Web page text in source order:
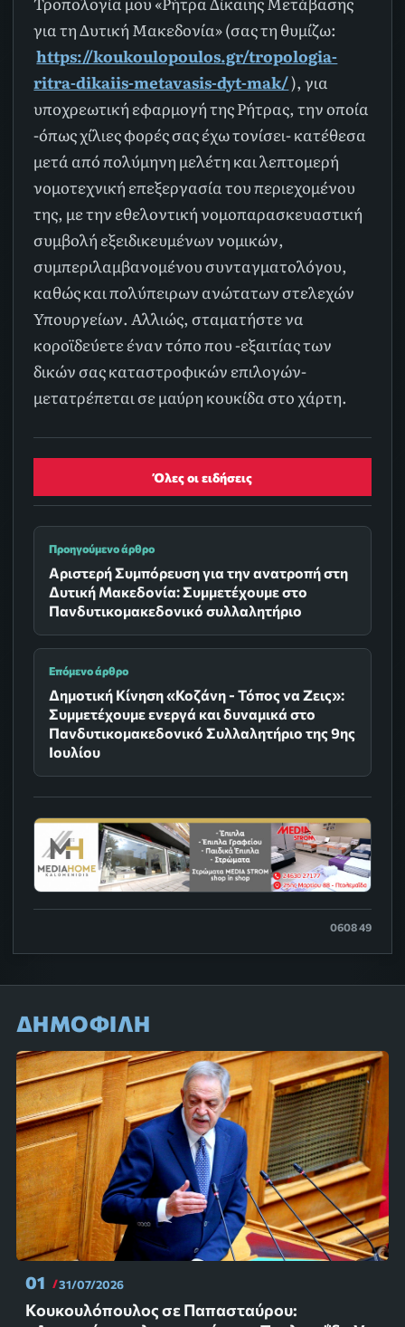
για τη Δυτική Μακεδονία» (σας τη θυμίζω:
https://koukoulopoulos.gr/tropologia-
ritra-dikaiis-metavasis-dyt-mak/), για
υποχρεωτική εφαρμογή της Ρήτρας, την οποία
-όπως χίλιες φορές σας έχω τονίσει- κατέθεσα
μετά από πολύμηνη μελέτη και λεπτομερή
νομοτεχνική επεξεργασία του περιεχομένου
της, με την εθελοντική νομοπαρασκευαστική
συμβολή εξειδικευμένων νομικών,
συμπεριλαμβανομένου συνταγματολόγου,
καθώς και πολύπειρων ανώτατων στελεχών
Υπουργείων. Αλλιώς, σταματήστε να
κοροϊδεύετε έναν τόπο που -εξαιτίας των
δικών σας καταστροφικών επιλογών-
μετατρέπεται σε μαύρη κουκίδα στο χάρτη.
Όλες οι ειδήσεις
Προηγούμενο άρθρο
Αριστερή Συμπόρευση για την ανατροπή στη
Δυτική Μακεδονία: Συμμετέχουμε στο
Πανδυτικομακεδονικό συλλαλητήριο
Επόμενο άρθρο
Δημοτική Κίνηση «Κοζάνη - Τόπος να Ζεις»:
Συμμετέχουμε ενεργά και δυναμικά στο
Πανδυτικομακεδονικό Συλλαλητήριο της 9ης
Ιουλίου
0608 49
ΔΗΜΟΦΙΛΗ
01 31/07/2026
Κουκουλόπουλος σε Παπασταύρου: